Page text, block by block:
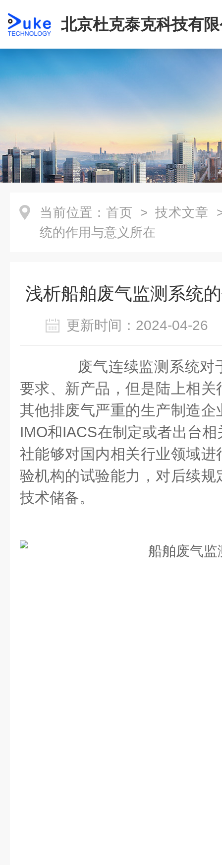
北京杜克泰克科技有
当前位置： 首页 > 技术文章
统的作用与意义所在
浅析船舶废气监测系统
更新时间：2024-04-
废气连续监测系统对
要求、新产品，但是陆上相
其他排废气严重的生产制造
IMO和IACS在制定或者出台
社能够对国内相关行业领域
验机构的试验能力，对后续
技术储备。